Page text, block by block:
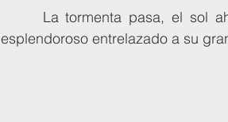
esplendoroso entrelazado a su